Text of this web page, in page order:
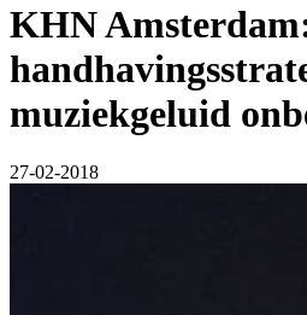
KHN
muziekgeluid
27-02-2018